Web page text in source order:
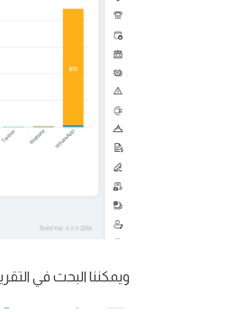
ويمكننا البحث في